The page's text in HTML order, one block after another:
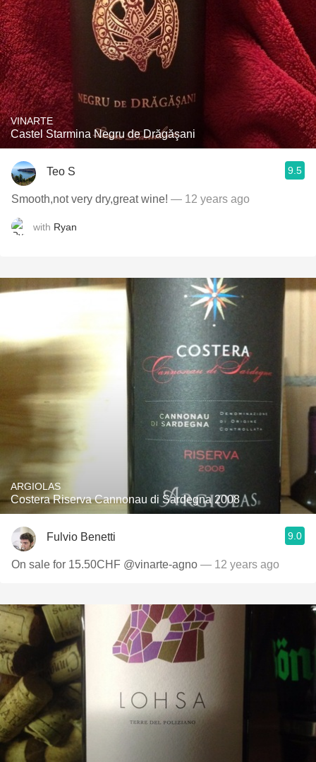
VINARTE
Castel Starmina Negru de Drăgăşani
Teo S 9.5
Smooth,not very dry,great wine! — 12 years ago
with Ryan
ARGIOLAS
Costera Riserva Cannonau di Sardegna 2008
Fulvio Benetti 9.0
On sale for 15.50CHF @vinarte-agno — 12 years ago